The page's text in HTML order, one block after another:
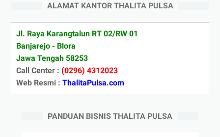
ALAMAT KANTOR THALITA PULSA
Jl. Raya Karangtalun RT 02/RW 01
Banjarejo - Blora
Jawa Tengah 58253
Call Center : (0296) 4312023
Web Resmi : ThalitaPulsa.com
PANDUAN BISNIS THALITA PULSA